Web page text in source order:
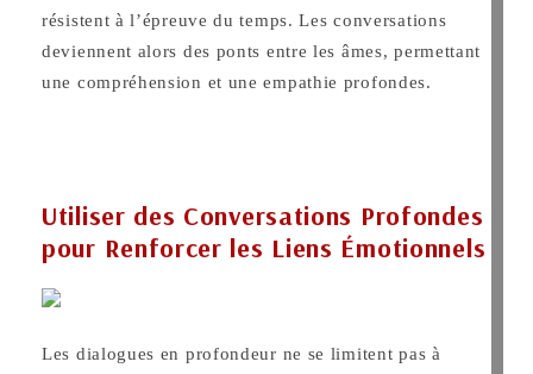
résistent à l’épreuve du temps. Les conversations
deviennent alors des ponts entre les âmes, permettant
une compréhension et une empathie profondes.
Utiliser des Conversations Profondes
pour Renforcer les Liens Émotionnels
Les dialogues en profondeur ne se limitent pas à